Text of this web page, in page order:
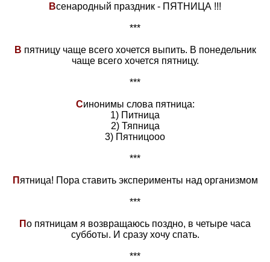
Всенародный праздник - ПЯТНИЦА !!!
***
В пятницу чаще всего хочется выпить. В понедельник
чаще всего хочется пятницу.
***
Синонимы слова пятница:
1) Питница
2) Тяпница
3) Пятницооо
***
П ятница! Пора ставить эксперименты над организмом
***
По пятницам я возвращаюсь поздно, в четыре часа
субботы. И сразу хочу спать.
***